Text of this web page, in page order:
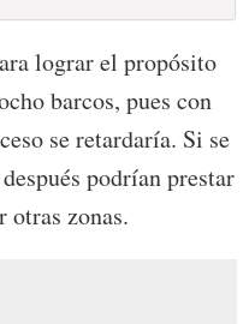
lograr el propósito
barcos, pues con
se retardaría. Si se
podrían prestar
otras zonas.